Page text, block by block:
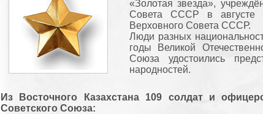
«Золотая звезда»,
Совета СССР в августе
Верховного Совета СССР.
Люди разных
годы Великой
Союза удостоились
народностей.
Из Восточного Казахстана 109 солдат и
Советского Союза: